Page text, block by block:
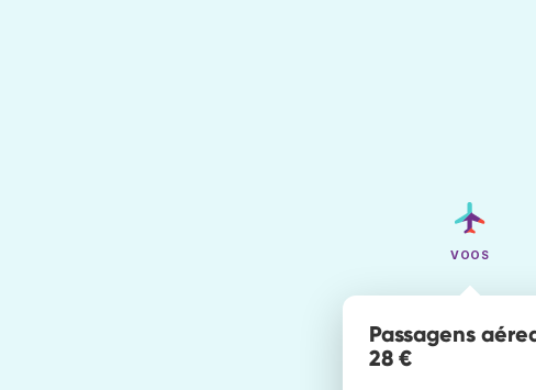
VOOS
Passagens
28 €